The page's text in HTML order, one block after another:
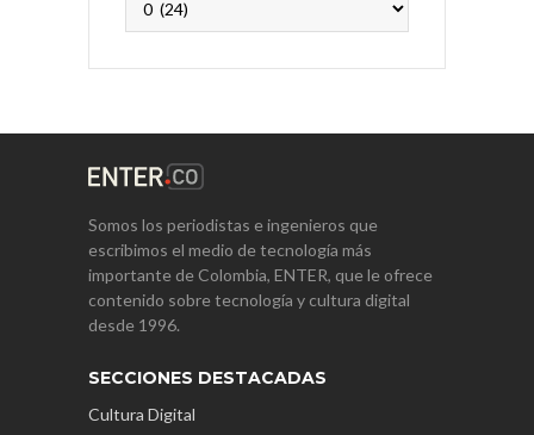
Somos los periodistas e ingenieros que
escribimos el medio de tecnología más
importante de Colombia, ENTER, que le ofrece
contenido sobre tecnología y cultura digital
desde 1996.
SECCIONES DESTACADAS
Cultura Digital